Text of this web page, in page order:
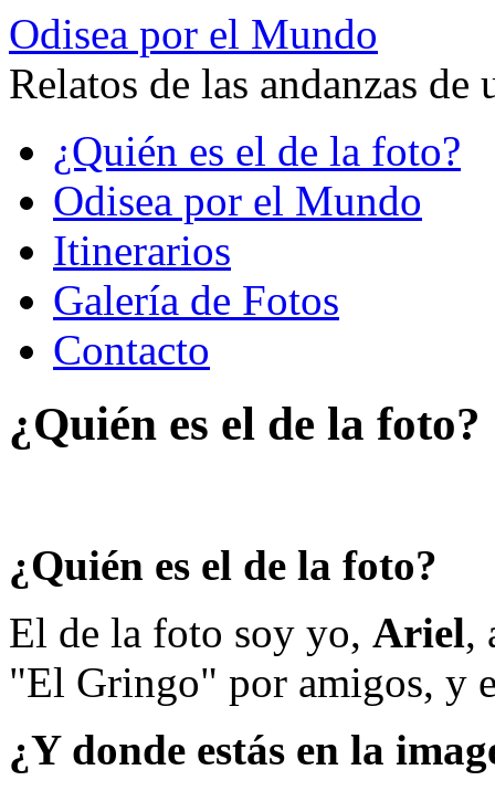
Odisea por el Mundo
Relatos de las andanzas
contenido¿Quién es el de la foto?
Odisea por el Mundo
Itinerarios
Galería de Fotos
Contacto
¿Quién es el de la foto?
¿Quién es el de la foto?
El de la foto soy yo, Ariel,
"El Gringo" por amigos, y
¿Y donde estás en la